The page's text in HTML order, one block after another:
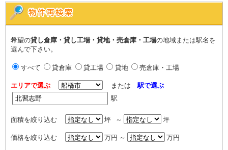
希望の貸し倉庫・貸し工場・貸地・売倉庫・工場の地域または駅名を
選んで下さい。
すべて 貸倉庫 貸工場 貸地 売倉庫・工場
エリアで選ぶ または駅で選ぶ
駅
面積を絞り込む 坪 ～ 坪
価格を絞り込む 万円 ～ 万円